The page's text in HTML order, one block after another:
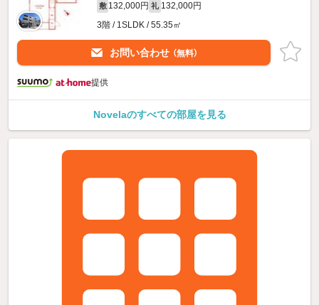
敷 132,000円 礼 132,000円
3階 / 1SLDK / 55.35㎡
お問い合わせ （無料）
提供
Novelaのすべての部屋を見る